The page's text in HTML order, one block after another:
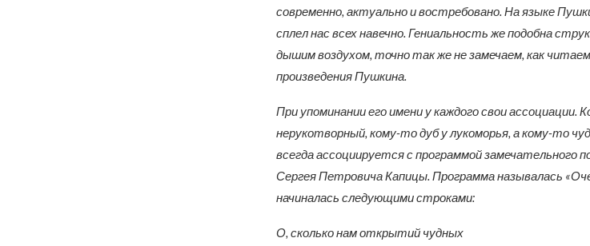
современно, актуально и востребовано. На языке
сплел нас всех навечно. Гениальность же подобна
дышим воздухом, точно так же не замечаем, как
произведения Пушкина.
При упоминании его имени у каждого свои
нерукотворный, кому-то дуб у лукоморья, а кому-то
всегда ассоциируется с программой замечательного
Сергея Петровича Капицы. Программа называлась
начиналась следующими строками:
О, сколько нам открытий чудных